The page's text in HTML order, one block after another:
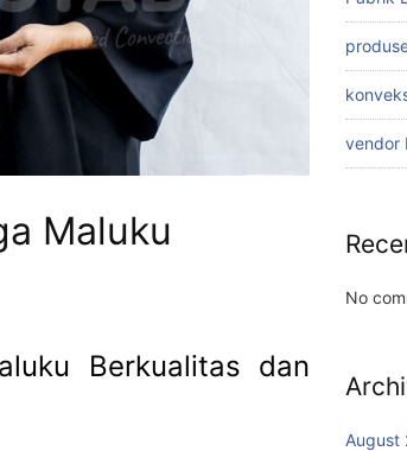
Maluku
Berkualitas dan
vendor
No
August